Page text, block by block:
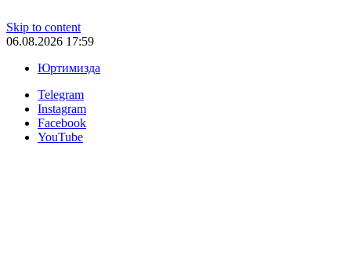
Skip to content
06.08.2026 17:59
Юртимизда
Telegram
Instagram
Facebook
YouTube